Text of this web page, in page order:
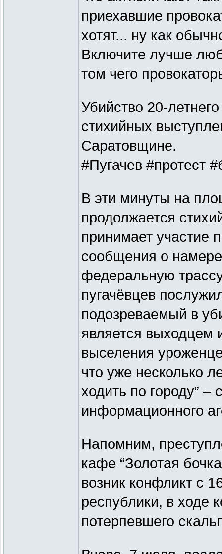
приехавшие
хотят... ну как
Включите лучше
том чего
Убийство 20-
стихийных
Саратовщине.
#Пугачев #протест
В эти минуты на
продолжается
принимает участие
сообщения о
федеральную
пугачёвцев
подозреваемый в
является выходцем
выселения
что уже несколько
ходить по городу” –
информационного
Напомним,
кафе “Золотая
возник конфликт с
республики, в ходе
потерпевшего